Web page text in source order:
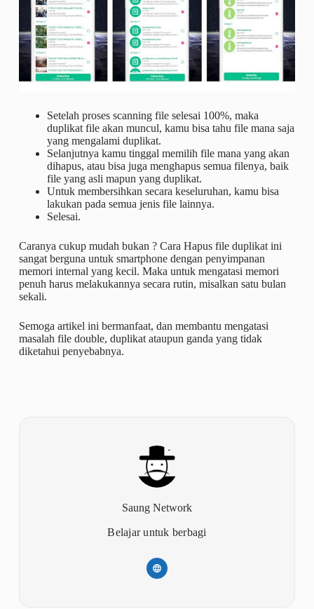
Setelah proses scanning file selesai 100%, maka
duplikat file akan muncul, kamu bisa tahu file mana saja
yang mengalami duplikat.
Selanjutnya kamu tinggal memilih file mana yang akan
dihapus, atau bisa juga menghapus semua filenya, baik
file yang asli mapun yang duplikat.
Untuk membersihkan secara keseluruhan, kamu bisa
lakukan pada semua jenis file lainnya.
Selesai.
Caranya cukup mudah bukan ? Cara Hapus file duplikat ini
sangat berguna untuk smartphone dengan penyimpanan
memori internal yang kecil. Maka untuk mengatasi memori
penuh harus melakukannya secara rutin, misalkan satu bulan
sekali.
Semoga artikel ini bermanfaat, dan membantu mengatasi
masalah file double, duplikat ataupun ganda yang tidak
diketahui penyebabnya.
Saung Network
Belajar untuk berbagi